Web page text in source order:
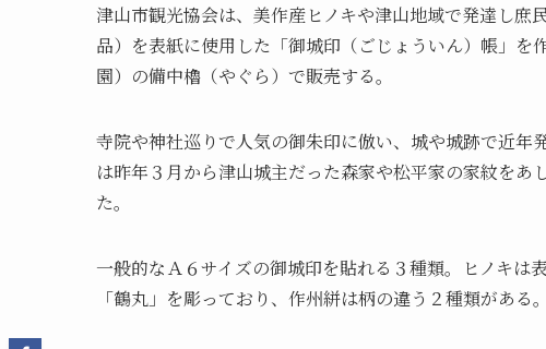
津山市観光協会は、美作産ヒノキや津山地域で発達し
品）を表紙に使用した「御城印（ごじょういん）帳」
園）の備中櫓（やぐら）で販売する。
寺院や神社巡りで人気の御朱印に倣い、城や城跡で近
は昨年３月から津山城主だった森家や松平家の家紋を
た。
一般的なＡ６サイズの御城印を貼れる３種類。ヒノキ
「鶴丸」を彫っており、作州絣は柄の違う２種類がある。